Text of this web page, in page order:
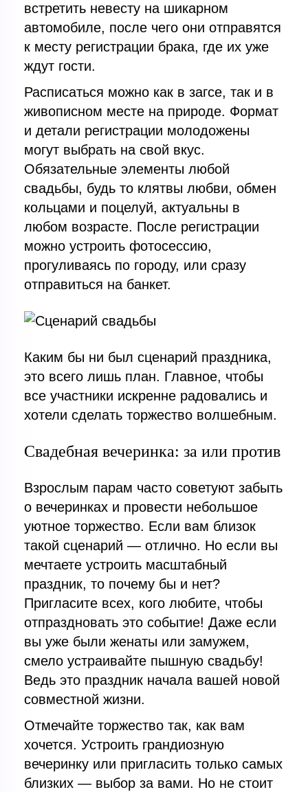
встретить невесту на шикарном
автомобиле, после чего они отправятся
к месту регистрации брака, где их уже
ждут гости.
Расписаться можно как в загсе, так и в
живописном месте на природе. Формат
и детали регистрации молодожены
могут выбрать на свой вкус.
Обязательные элементы любой
свадьбы, будь то клятвы любви, обмен
кольцами и поцелуй, актуальны в
любом возрасте. После регистрации
можно устроить фотосессию,
прогуливаясь по городу, или сразу
отправиться на банкет.
Каким бы ни был сценарий праздника,
это всего лишь план. Главное, чтобы
все участники искренне радовались и
хотели сделать торжество волшебным.
Свадебная вечеринка: за или против
Взрослым парам часто советуют забыть
о вечеринках и провести небольшое
уютное торжество. Если вам близок
такой сценарий — отлично. Но если вы
мечтаете устроить масштабный
праздник, то почему бы и нет?
Пригласите всех, кого любите, чтобы
отпраздновать это событие! Даже если
вы уже были женаты или замужем,
смело устраивайте пышную свадьбу!
Ведь это праздник начала вашей новой
совместной жизни.
Отмечайте торжество так, как вам
хочется. Устроить грандиозную
вечеринку или пригласить только самых
близких — выбор за вами. Но не стоит